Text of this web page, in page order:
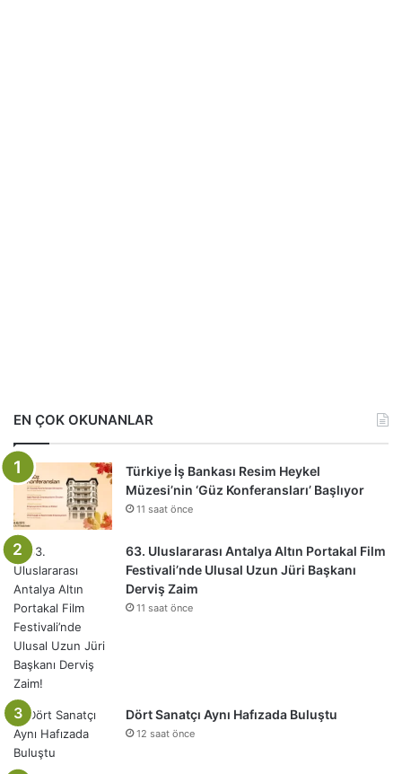
EN ÇOK OKUNANLAR
Türkiye İş Bankası Resim Heykel
Müzesi’nin ‘Güz Konferansları’ Başlıyor
11 saat önce
63. Uluslararası Antalya Altın Portakal Film
Festivali’nde Ulusal Uzun Jüri Başkanı
Derviş Zaim
11 saat önce
Dört Sanatçı Aynı Hafızada Buluştu
12 saat önce